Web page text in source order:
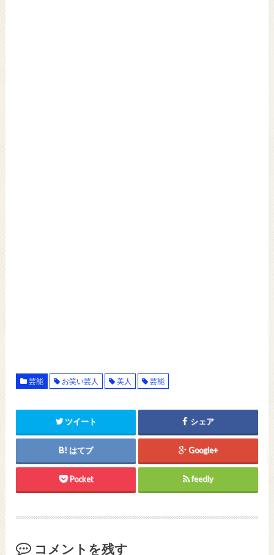
芸能 お笑い芸人 美人 芸能
ツイート シェア
はてブ Google+
Pocket feedly
コメントを残す